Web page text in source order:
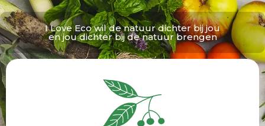
I Love Eco wil de natuur dichter bij jou
en jou dichter bij de natuur brengen